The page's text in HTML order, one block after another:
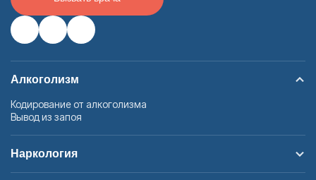
Алкоголизм
Кодирование от алкоголизма
Вывод из запоя
Наркология
Вызвать специалиста
Нажимая кнопку я соглашаюсь с
конфиденциальности